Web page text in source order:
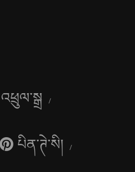
འཕྲུལ་སྒྲ
པིན་ཊེ་སི།